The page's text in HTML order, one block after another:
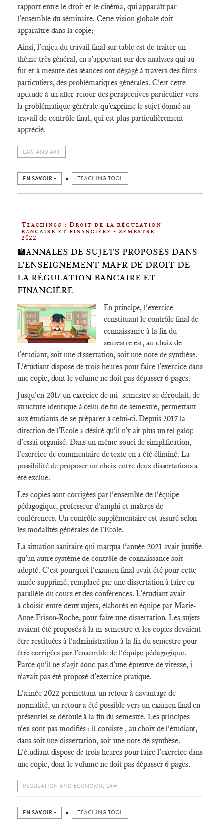
rapport entre le droit et le cinéma, qui apparaît par
l'ensemble du séminaire. Cette vision globale doit
apparaître dans la copie;
Ainsi, l'enjeu du travail final sur table est de traiter un
thème très général, en s'appuyant sur des analyses qui au
fur et à mesure des séances ont dégagé à travers des films
particuliers, des problématiques générales. C'est cette
aptitude à un aller-retour des perspectives particulier vers
la problématique générale qu'exprime le sujet donné au
travail de contrôle final, qui est plus particulièrement
apprécié.
LAW AND ART
EN SAVOIR + TEACHING TOOL
Teachings : Droit de la régulation
bancaire et financière - semestre
2022
🏫ANNALES DE SUJETS PROPOSÉS DANS
L'ENSEIGNEMENT MAFR DE DROIT DE
LA RÉGULATION BANCAIRE ET
FINANCIÈRE
En principe, l'exercice
constituant le contrôle final de
connaissance à la fin du
semestre est, au choix de
l'étudiant, soit une dissertation, soit une note de synthèse.
L'étudiant dispose de trois heures pour faire l'exercice dans
une copie, dont le volume ne doit pas dépasser 6 pages.
Jusqu'en 2017 un exercice de mi- semestre se déroulait, de
structure identique à celui de fin de semestre, permettant
aux étudiants de se préparer à celui-ci. Depuis 2017 la
direction de l'Ecole a désiré qu'il n'y ait plus un tel galop
d'essai organisé. Dans un même souci de simplification,
l'exercice de commentaire de texte en a été éliminé. La
possibilité de proposer un choix entre deux dissertations a
été exclue.
Les copies sont corrigées par l'ensemble de l'équipe
pédagogique, professeur d'amphi et maîtres de
conférences. Un contrôle supplémentaire est assuré selon
les modalités générales de l'Ecole.
La situation sanitaire qui marqua l'année 2021 avait justifié
qu'un autre système de contrôle de connaissance soit
adopté. C'est pourquoi l'examen final avait été pour cette
année supprimé, remplacé par une dissertation à faire en
parallèle du cours et des conférences. L'étudiant avait
à choisir entre deux sujets, élaborés en équipe par Marie-
Anne Frison-Roche, pour faire une dissertation. Les sujets
avaient été proposés à la m-semestre et les copies devaient
être restituées à l'administration à la fin du semestre pour
être corrigées par l'ensemble de l'équipe pédagogique.
Parce qu'il ne s'agit donc pas d'une épreuve de vitesse, il
n'avait pas été proposé d'exercice pratique.
L'année 2022 permettant un retour à davantage de
normalité, un retour a été possible vers un examen final en
présentiel se déroule à la fin du semestre. Les principes
n'en sont pas modifiés : il consiste , au choix de l'étudiant,
dans soit une dissertation, soit une note de synthèse.
L'étudiant dispose de trois heures pour faire l'exercice dans
une copie, dont le volume ne doit pas dépasser 6 pages.
REGULATION AND ECONOMIC LAW
EN SAVOIR + TEACHING TOOL